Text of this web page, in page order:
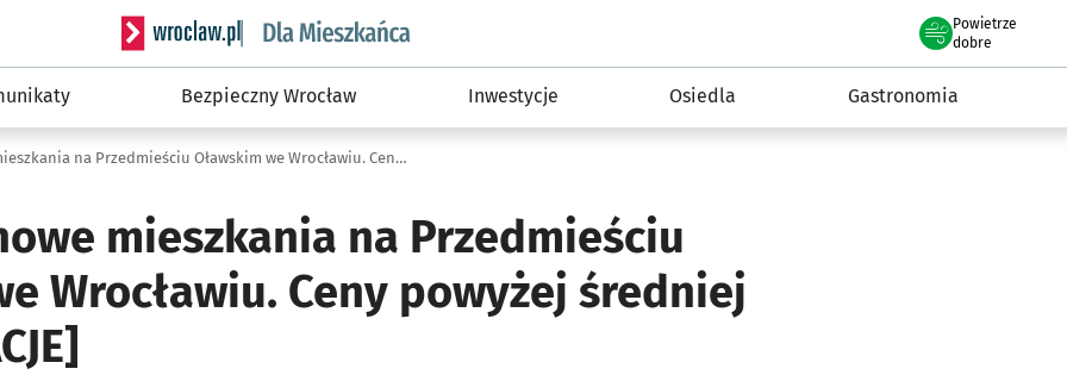
Serwis informacyjny wroclaw.pl podserwis: Dla mieszkańca
Powietrze
we Wrocławiu
dobre
Bezpieczny Wrocław Inwestycje Osiedla Gastronomia
Wybudują nowe mieszkania na Przedmieściu Oławskim we Wrocławiu. Ceny powyżej średniej [WIZUALIZACJE]
mieszkania na Przedmieściu
Wrocławiu. Ceny powyżej średniej